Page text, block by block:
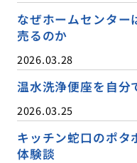
なぜホームセンター
売るのか
2026.03.28
温水洗浄便座を自分
2026.03.25
キッチン蛇口のポタ
体験談